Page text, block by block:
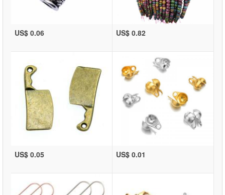
US$ 0.06 US$ 0.82
US$ 0.05 US$ 0.01